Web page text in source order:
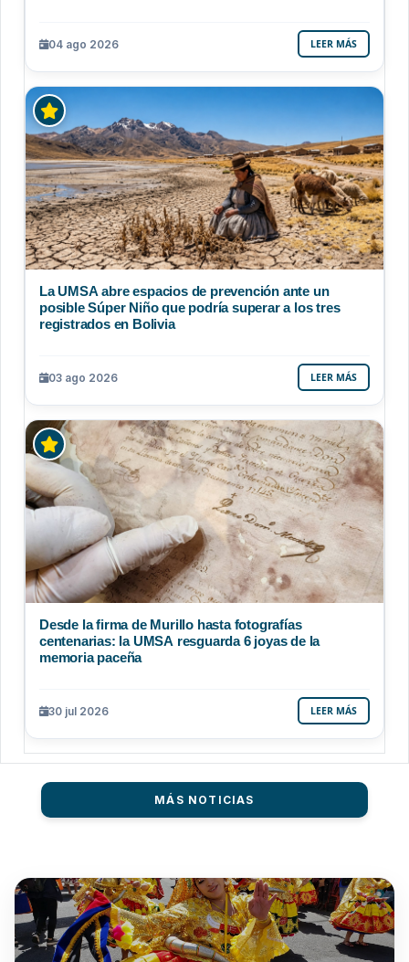
04 ago 2026 LEER MÁS
La UMSA abre espacios de prevención ante un
posible Súper Niño que podría superar a los tres
registrados en Bolivia
03 ago 2026 LEER MÁS
Desde la firma de Murillo hasta fotografías
centenarias: la UMSA resguarda 6 joyas de la
memoria paceña
30 jul 2026 LEER MÁS
MÁS NOTICIAS